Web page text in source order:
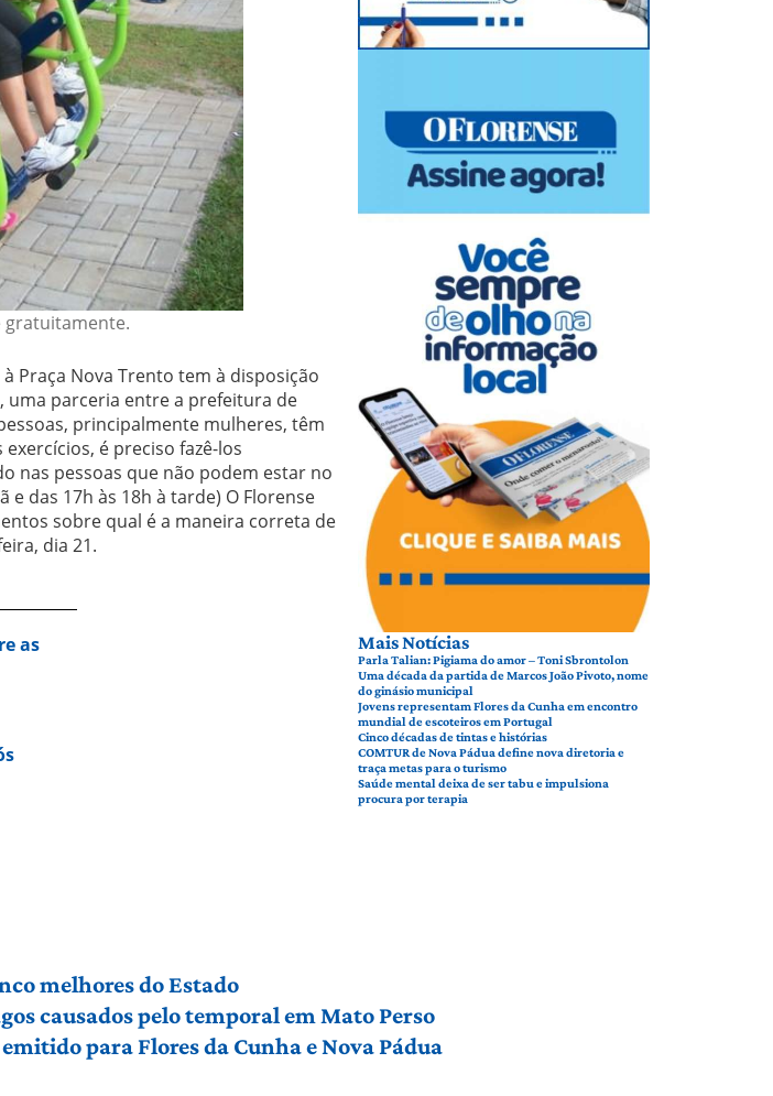
gratuitamente.
Praça Nova Trento tem à disposição
uma parceria entre a prefeitura de
principalmente mulheres, têm
é preciso fazê-los
nas pessoas que não podem estar no
das 17h às 18h à tarde) O Florense
sobre qual é a maneira correta de
dia 21.
as
Mais Notícias
Parla Talian: Pigiama do amor – Toni Sbrontolon
Uma década da partida de Marcos João Pivoto, nome
do ginásio municipal
Jovens representam Flores da Cunha em encontro
mundial de escoteiros em Portugal
Cinco décadas de tintas e histórias
COMTUR de Nova Pádua define nova diretoria e
traça metas para o turismo
Saúde mental deixa de ser tabu e impulsiona
procura por terapia
melhores do Estado
causados pelo temporal em Mato Perso
para Flores da Cunha e Nova Pádua